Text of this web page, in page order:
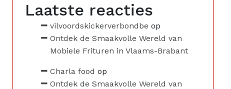
Laatste reacties
vilvoordskickerverbondbe op
Ontdek de Smaakvolle Wereld van
Mobiele Frituren in Vlaams-Brabant
Charla food op
Ontdek de Smaakvolle Wereld van